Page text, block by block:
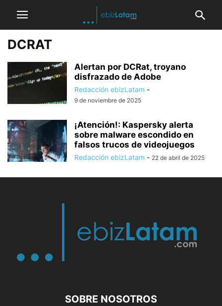
DCRAT
Alertan por DCRat, troyano
disfrazado de Adobe
Redacción ebizLatam -
9 de noviembre de 2025
¡Atención!: Kaspersky alerta
sobre malware escondido en
falsos trucos de videojuegos
Redacción ebizLatam - 22 de abril de 2025
SOBRE NOSOTROS